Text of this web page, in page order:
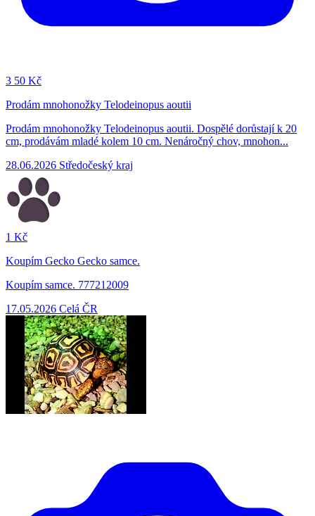
3 50 Kč
Prodám mnohonožky Telodeinopus aoutii
Prodám mnohonožky Telodeinopus aoutii. Dospělé dorůstají k 20
cm, prodávám mladé kolem 10 cm. Nenáročný chov, mnohon...
28.06.2026 Středočeský kraj
1 Kč
Koupím Gecko Gecko samce.
Koupím samce. 777212009
17.05.2026 Celá ČR